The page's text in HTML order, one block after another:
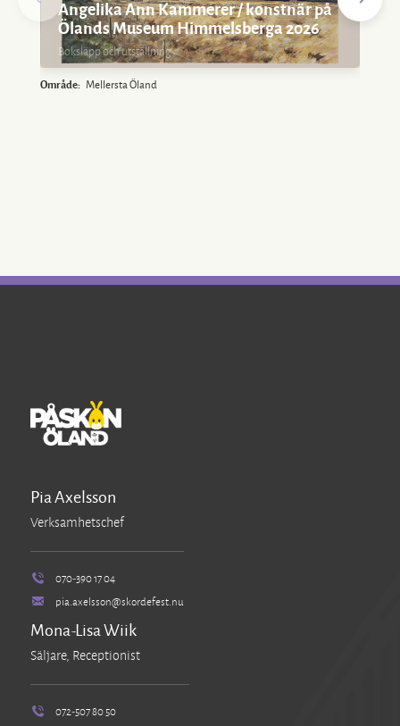
Angelika Ann Kammerer / konstnär på
Ölands Museum Himmelsberga 2026
Boksläpp och utställning
Område: Mellersta Öland
Pia Axelsson
Verksamhetschef
070-390 17 04
pia.axelsson@skordefest.nu
Mona-Lisa Wiik
Säljare, Receptionist
072-507 80 50